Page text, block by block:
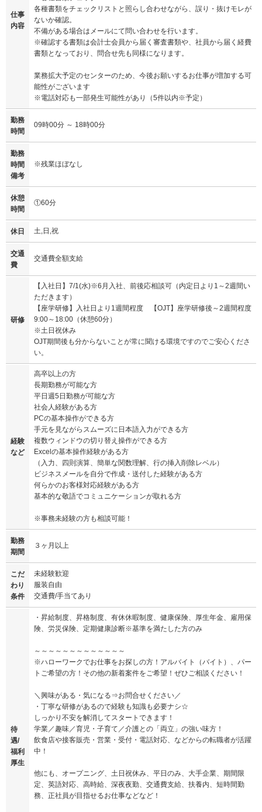
仕事
内容
各種書類をチェックリストと照らし合わせながら、誤り・抜けモレが
ないか確認。
不備がある場合はメールにて問い合わせを行います。
※確認する書類は会計士会員から届く審査書類や、社員から届く経費
書類となっており、問合せ先も同様になります。
業務拡大予定のセンターのため、今後お願いするお仕事が増加する可
能性がございます
※電話対応も一部発生可能性があり（5件以内※予定）
勤務
時間
09時00分 ～ 18時00分
勤務
時間
備考
※残業ほぼなし
休憩
時間
①60分
休日 土,日,祝
交通
費
交通費全額支給
研修
【入社日】7/1(水)※6月入社、前後応相談可（内定日より1～2週間い
ただきます）
【座学研修】入社日より1週間程度 【OJT】座学研修後～2週間程度
9:00～18:00（休憩60分）
※土日祝休み
OJT期間後も分からないことが常に聞ける環境ですのでご安心くださ
い。
経験
など
高卒以上の方
長期勤務が可能な方
平日週5日勤務が可能な方
社会人経験がある方
PCの基本操作ができる方
手元を見ながらスムーズに日本語入力ができる方
複数ウィンドウの切り替え操作ができる方
Excelの基本操作経験がある方
（入力、四則演算、簡単な関数理解、行の挿入削除レベル）
ビジネスメールを自分で作成・送付した経験がある方
何らかのお客様対応経験がある方
基本的な敬語でコミュニケーションが取れる方
※事務未経験の方も相談可能！
勤務
期間
３ヶ月以上
こだ
わり
条件
未経験歓迎
服装自由
交通費/手当てあり
待
遇/
福利
厚生
・昇給制度、昇格制度、有休休暇制度、健康保険、厚生年金、雇用保
険、労災保険、定期健康診断※基準を満たした方のみ
～～～～～～～～～～～～～
※ハローワークでお仕事をお探しの方！アルバイト（バイト）、パー
トご希望の方！その他の新着案件をご希望！ぜひご相談ください！
＼興味がある・気になる⇒お問合せください／
・丁寧な研修があるので経験も知識も必要ナシ☆
しっかり不安を解消してスタートできます！
学業／趣味／育児・子育て／介護との「両立」の強い味方！
飲食店や接客販売・営業・受付・電話対応、などからの転職者が活躍
中！
他にも、オープニング、土日祝休み、平日のみ、大手企業、期間限
定、英語対応、高時給、深夜夜勤、交通費支給、扶養内、短時間勤
務、正社員が目指せるお仕事などなど！